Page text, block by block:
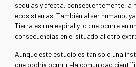
sequías y afecta, consecuentemente, a
ecosistemas. También al ser humano,
Tierra es una espiral y lo que ocurre en
consecuencias en el situado al otro
Aunque este estudio es tan solo una
que podría ocurrir –la comunidad